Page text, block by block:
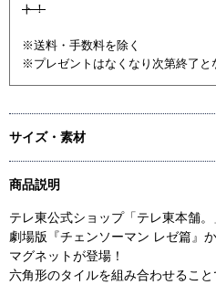
ト！
※送料・手数料を除く
※プレゼントはなくなり次第終了と
サイズ・素材
商品説明
テレ東公式ショップ「テレ東本舗。
劇場版『チェンソーマン レゼ篇』
マグネットが登場！
六角形のタイルを組み合わせるこ